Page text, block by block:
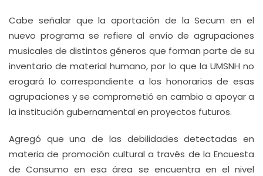
Cabe señalar que la aportación de la Secum en el
nuevo programa se refiere al envío de agrupaciones
musicales de distintos géneros que forman parte de su
inventario de material humano, por lo que la UMSNH no
erogará lo correspondiente a los honorarios de esas
agrupaciones y se comprometió en cambio a apoyar a
la institución gubernamental en proyectos futuros.
Agregó que una de las debilidades detectadas en
materia de promoción cultural a través de la Encuesta
de Consumo en esa área se encuentra en el nivel